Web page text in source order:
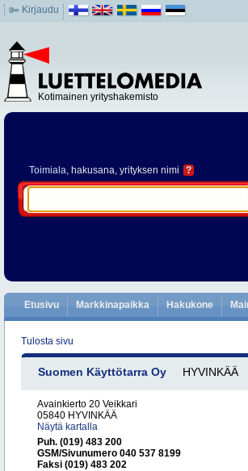
Kirjaudu
Kotimainen yrityshakemisto
Toimiala, hakusana, yrityksen nimi ?
Etusivu Markkinapaikka Hakukone
Tulosta sivu
Suomen Käyttötarra Oy HYVINKÄÄ
Avainkierto 20 Veikkari
05840 HYVINKÄÄ
Näytä kartalla
Puh. (019) 483 200
GSM/Sivunumero 040 537 8199
Faksi (019) 483 202